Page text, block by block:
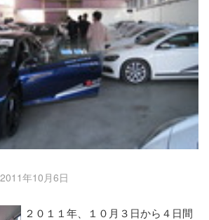
2011年10月6日
２０１１年、１０月３日から４日間